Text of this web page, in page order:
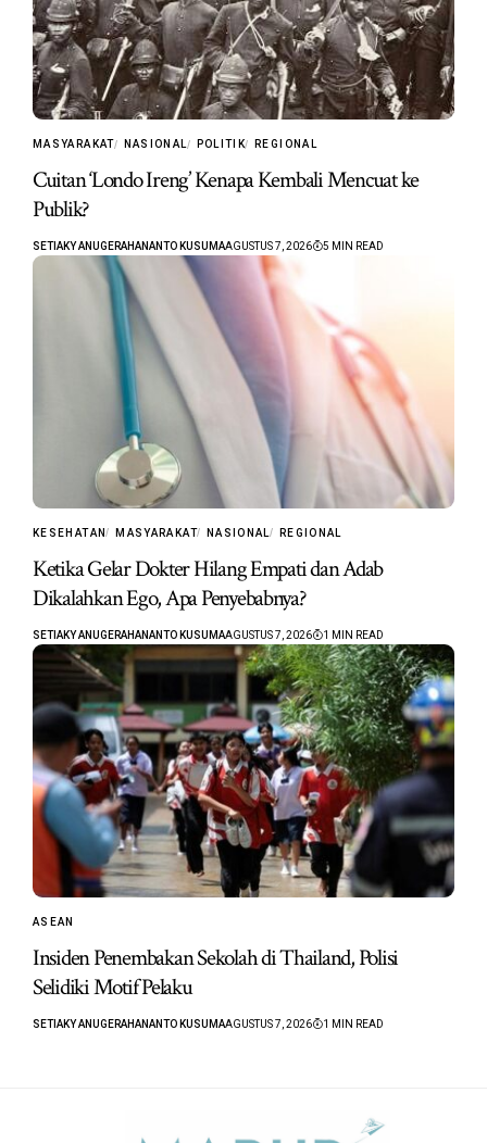
MASYARAKAT NASIONAL POLITIK REGIONAL
Cuitan ‘Londo Ireng’ Kenapa Kembali Mencuat ke
Publik?
SETIAKY ANUGERAHANANTO KUSUMAAGUSTUS 7, 2026 5 MIN READ
KESEHATAN MASYARAKAT NASIONAL REGIONAL
Ketika Gelar Dokter Hilang Empati dan Adab
Dikalahkan Ego, Apa Penyebabnya?
SETIAKY ANUGERAHANANTO KUSUMAAGUSTUS 7, 2026 1 MIN READ
ASEAN
Insiden Penembakan Sekolah di Thailand, Polisi
Selidiki Motif Pelaku
SETIAKY ANUGERAHANANTO KUSUMAAGUSTUS 7, 2026 1 MIN READ